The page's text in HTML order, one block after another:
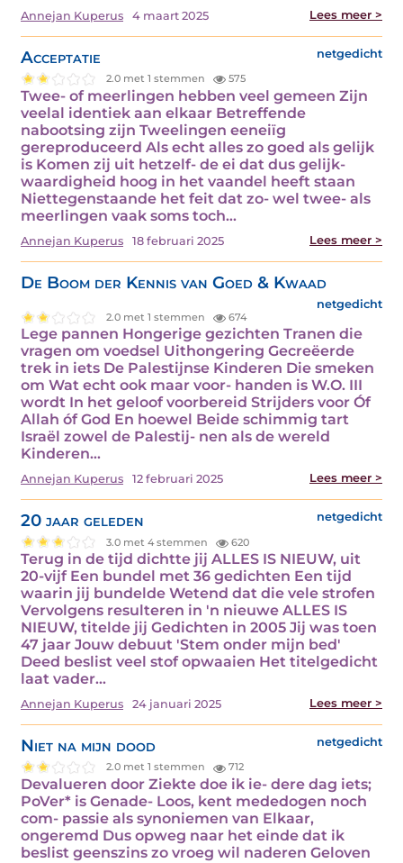
Annejan Kuperus 4 maart 2025 Lees meer >
Acceptatie netgedicht
2.0 met 1 stemmen 575
Twee- of meerlingen hebben veel gemeen Zijn
veelal identiek aan elkaar Betreffende
nabootsing zijn Tweelingen eeneiïg
gereproduceerd Als echt alles zo goed als gelijk
is Komen zij uit hetzelf- de ei dat dus gelijk-
waardigheid hoog in het vaandel heeft staan
Niettegenstaande het feit dat zo- wel twee- als
meerlingen vaak soms toch…
Annejan Kuperus 18 februari 2025 Lees meer >
De Boom der Kennis van Goed & Kwaad
netgedicht
2.0 met 1 stemmen 674
Lege pannen Hongerige gezichten Tranen die
vragen om voedsel Uithongering Gecreëerde
trek in iets De Palestijnse Kinderen Die smeken
om Wat echt ook maar voor- handen is W.O. III
wordt In het geloof voorbereid Strijders voor Óf
Allah óf God En hoewel Beide schimmig tart
Israël zowel de Palestij- nen als de wereld
Kinderen…
Annejan Kuperus 12 februari 2025 Lees meer >
20 jaar geleden netgedicht
3.0 met 4 stemmen 620
Terug in de tijd dichtte jij ALLES IS NIEUW, uit
20-vijf Een bundel met 36 gedichten Een tijd
waarin jij bundelde Wetend dat die vele strofen
Vervolgens resulteren in 'n nieuwe ALLES IS
NIEUW, titelde jij Gedichten in 2005 Jij was toen
47 jaar Jouw debuut 'Stem onder mijn bed'
Deed beslist veel stof opwaaien Het titelgedicht
laat vader…
Annejan Kuperus 24 januari 2025 Lees meer >
Niet na mijn dood netgedicht
2.0 met 1 stemmen 712
Devalueren door Ziekte doe ik ie- dere dag iets;
PoVer* is Genade- Loos, kent mededogen noch
com- passie als synoniemen van Elkaar,
ongeremd Dus opweg naar het einde dat ik
beslist geenszins zo vroeg wil naderen Geloven